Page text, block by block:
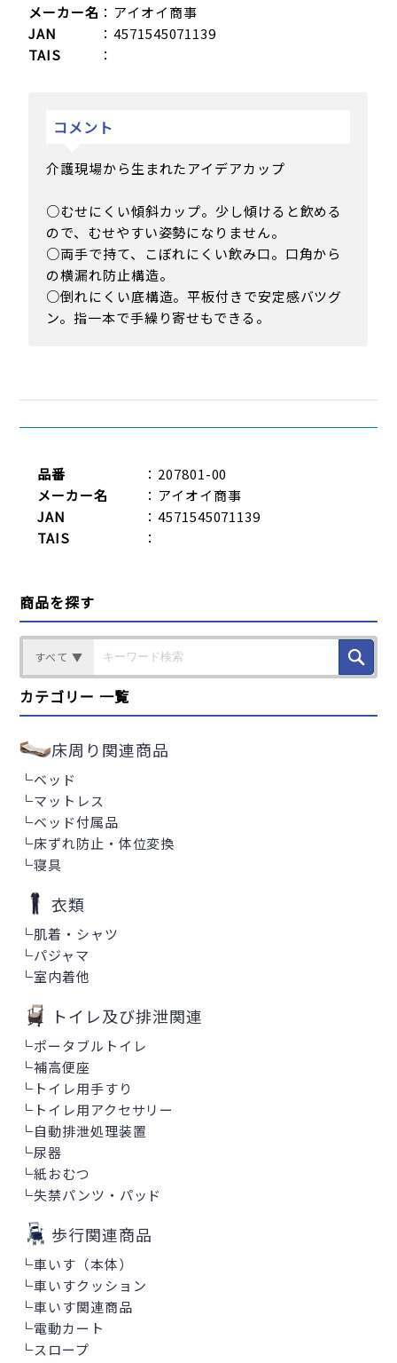
メーカー名 ：アイオイ商事
JAN
：4571545071139
TAIS
：
コメント
介護現場から生まれたアイデアカップ
○むせにくい傾斜カップ。少し傾けると飲める
ので、むせやすい姿勢になりません。
○両手で持て、こぼれにくい飲み口。口角から
の横漏れ防止構造。
○倒れにくい底構造。平板付きで安定感バツグ
ン。指一本で手繰り寄せもできる。
品番
：207801-00
メーカー名
：アイオイ商事
JAN
：4571545071139
TAIS
：
商品を探す
すべて ▼
カテゴリー 一覧
床周り関連商品
└ベッド
└マットレス
└ベッド付属品
└床ずれ防止・体位変換
└寝具
衣類
└肌着・シャツ
└パジャマ
└室内着他
トイレ及び排泄関連
└ポータブルトイレ
└補高便座
└ トイレ用手すり
└ トイレ用アクセサリー
└自動排泄処理装置
└尿器
└紙おむつ
└失禁パンツ・パッド
歩行関連商品
└車いす（本体）
└車いすクッション
└車いす関連商品
└電動カート
└スロープ